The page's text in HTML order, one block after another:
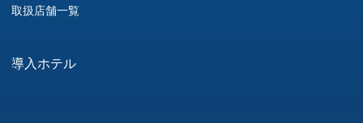
取扱店舗一覧
導入ホテル